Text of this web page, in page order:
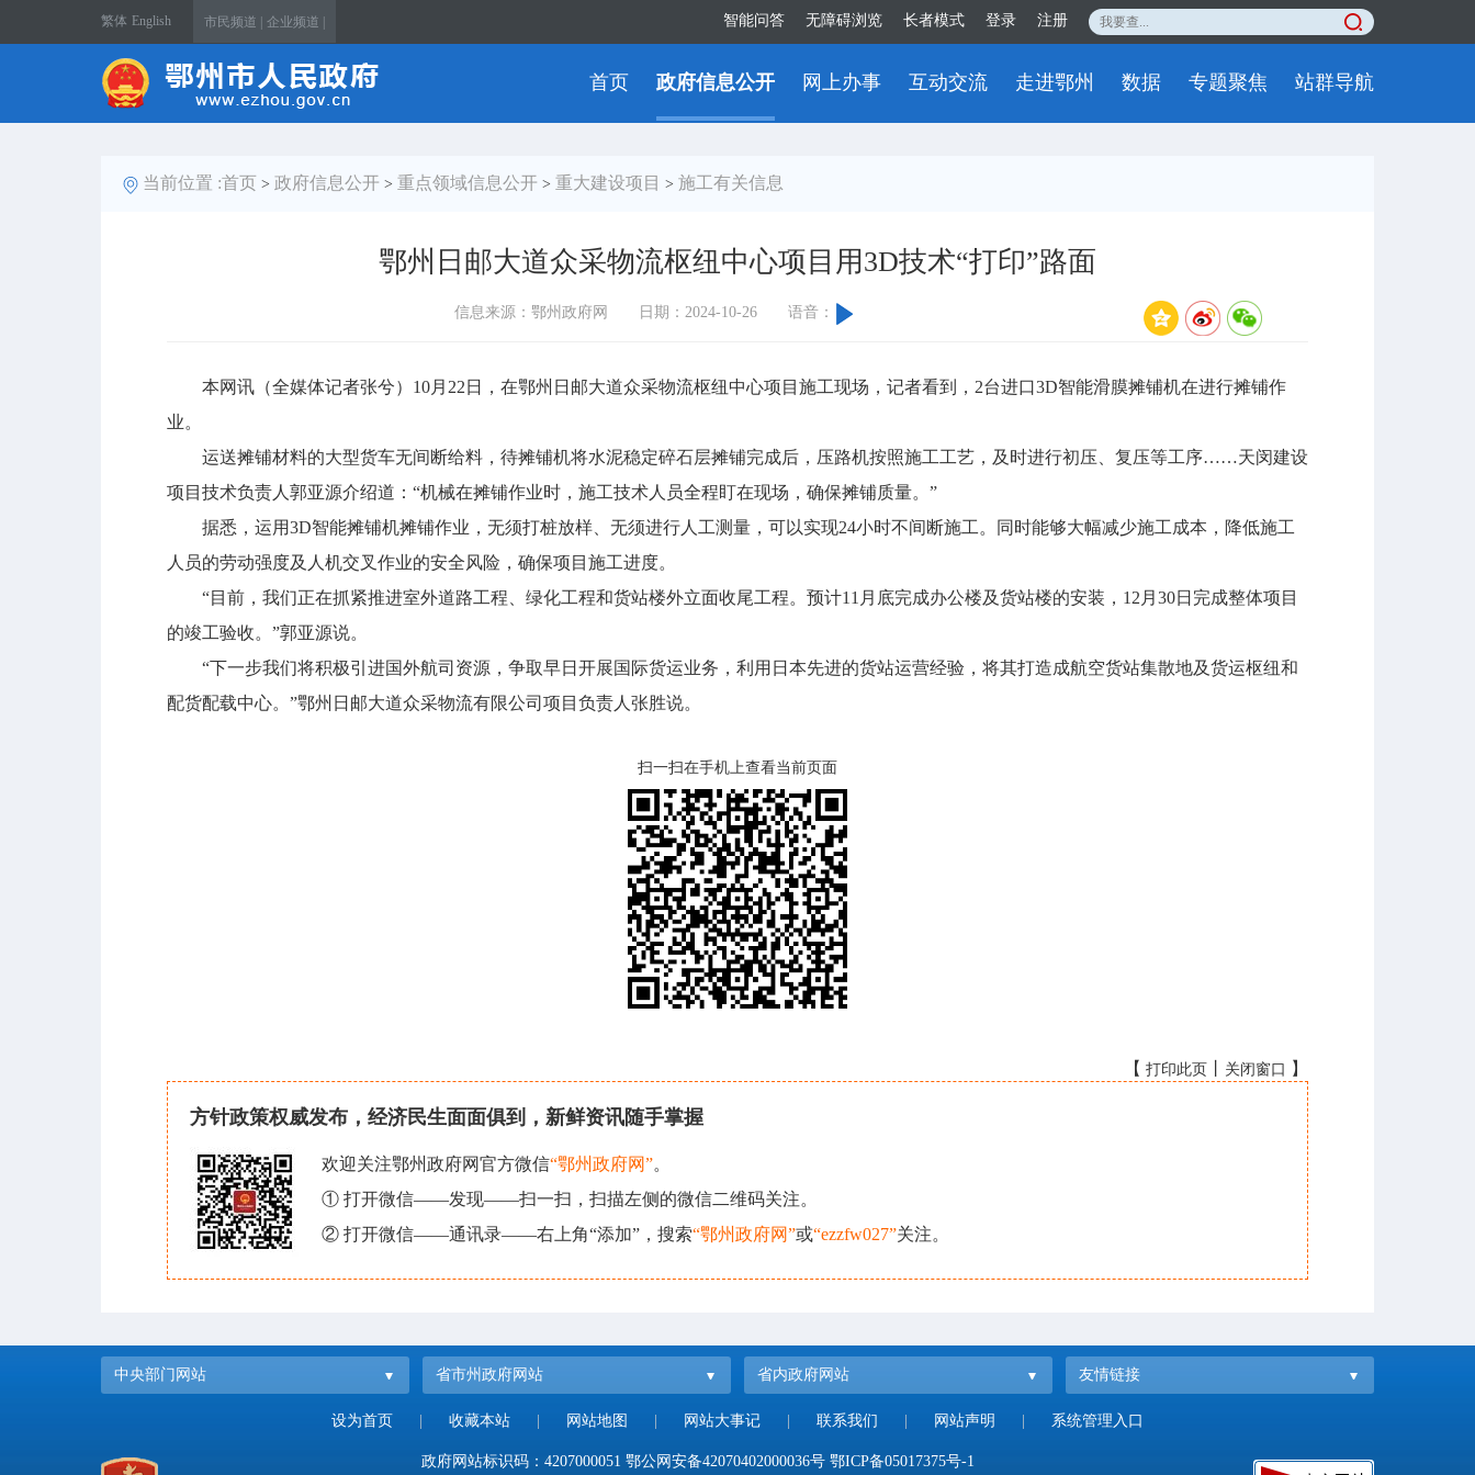
繁体 English 市民频道 | 企业频道 | 智能问答 无障碍浏览 长者模式 登录 注册
首页 政府信息公开 网上办事 互动交流 走进鄂州 数据 专题聚焦 站群导航
当前位置 :首页 > 政府信息公开 > 重点领域信息公开 > 重大建设项目 > 施工有关信息
鄂州日邮大道众采物流枢纽中心项目用3D技术“打印”路面
信息来源：鄂州政府网 日期：2024-10-26 语音：
本网讯（全媒体记者张兮）10月22日，在鄂州日邮大道众采物流枢纽中心项目施工现场，记者看到，2台进口3D智能滑膜摊铺机在进行摊铺作
业。
运送摊铺材料的大型货车无间断给料，待摊铺机将水泥稳定碎石层摊铺完成后，压路机按照施工工艺，及时进行初压、复压等工序……天闵建设
项目技术负责人郭亚源介绍道：“机械在摊铺作业时，施工技术人员全程盯在现场，确保摊铺质量。”
据悉，运用3D智能摊铺机摊铺作业，无须打桩放样、无须进行人工测量，可以实现24小时不间断施工。同时能够大幅减少施工成本，降低施工
人员的劳动强度及人机交叉作业的安全风险，确保项目施工进度。
“目前，我们正在抓紧推进室外道路工程、绿化工程和货站楼外立面收尾工程。预计11月底完成办公楼及货站楼的安装，12月30日完成整体项目
的竣工验收。”郭亚源说。
“下一步我们将积极引进国外航司资源，争取早日开展国际货运业务，利用日本先进的货站运营经验，将其打造成航空货站集散地及货运枢纽和
配货配载中心。”鄂州日邮大道众采物流有限公司项目负责人张胜说。
扫一扫在手机上查看当前页面
【 打印此页 关闭窗口 】
方针政策权威发布，经济民生面面俱到，新鲜资讯随手掌握
欢迎关注鄂州政府网官方微信“鄂州政府网”。
① 打开微信——发现——扫一扫，扫描左侧的微信二维码关注。
② 打开微信——通讯录——右上角“添加”，搜索“鄂州政府网”或“ezzfw027”关注。
中央部门网站 省市州政府网站 省内政府网站 友情链接
设为首页 收藏本站 网站地图 网站大事记 联系我们 网站声明 系统管理入口
政府网站标识码：4207000051 鄂公网安备42070402000036号 鄂ICP备05017375号-1